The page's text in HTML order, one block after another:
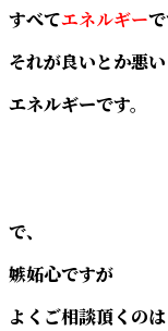
すべてエネルギーで
それが良いとか悪
エネルギーです。
で、
嫉妬心ですが
よくご相談頂くのは